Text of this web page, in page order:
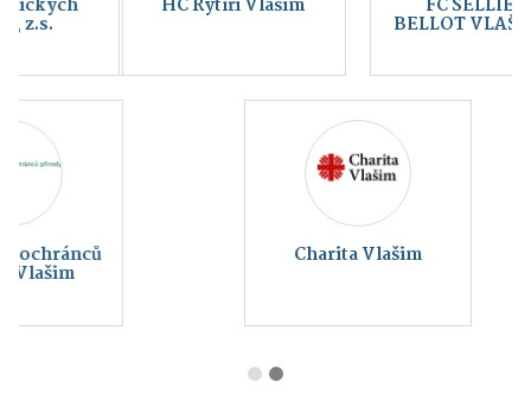
BELLOT VLAŠIM a.s.
Charita Vlašim